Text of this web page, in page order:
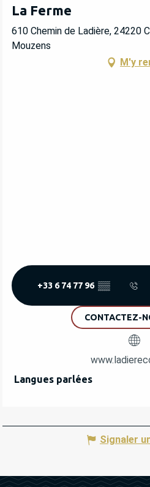
La Ferme
610 Chemin de Ladière, 24220
Mouzens
M'y
+33 6 74 77 96 ▒▒
CONTACTEZ-
Langues parlées
Langues parlées
Signaler